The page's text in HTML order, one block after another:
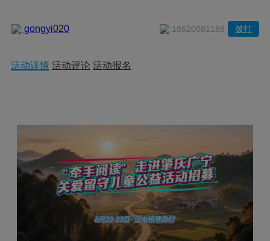
gongyi020 拨打
18520081188
活动详情 活动评论 活动报名